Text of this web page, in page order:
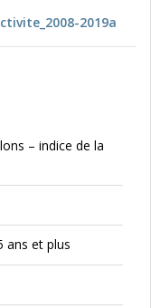
2019a
– indice de la
ans et plus